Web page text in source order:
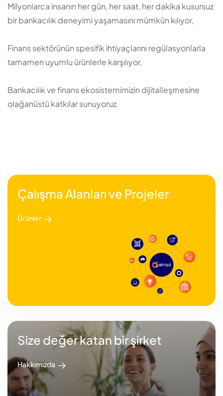
Milyonlarca insanın her gün, her saat, her dakika kusursuz
bir bankacılık deneyimi yaşamasını mümkün kılıyor,
Finans sektörünün spesifik ihtiyaçlarını regülasyonlarla
tamamen uyumlu ürünlerle karşılıyor,
Bankacılık ve finans ekosistemimizin dijitalleşmesine
olağanüstü katkılar sunuyoruz.
Çalışma Alanları ve Projeler
Ürünler
Size değer katan bir şirket
Hakkımızda